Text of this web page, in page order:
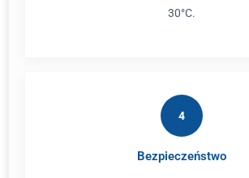
30°C.
4
Bezpieczeństwo